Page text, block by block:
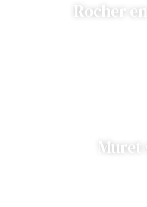
Rocher
Muret